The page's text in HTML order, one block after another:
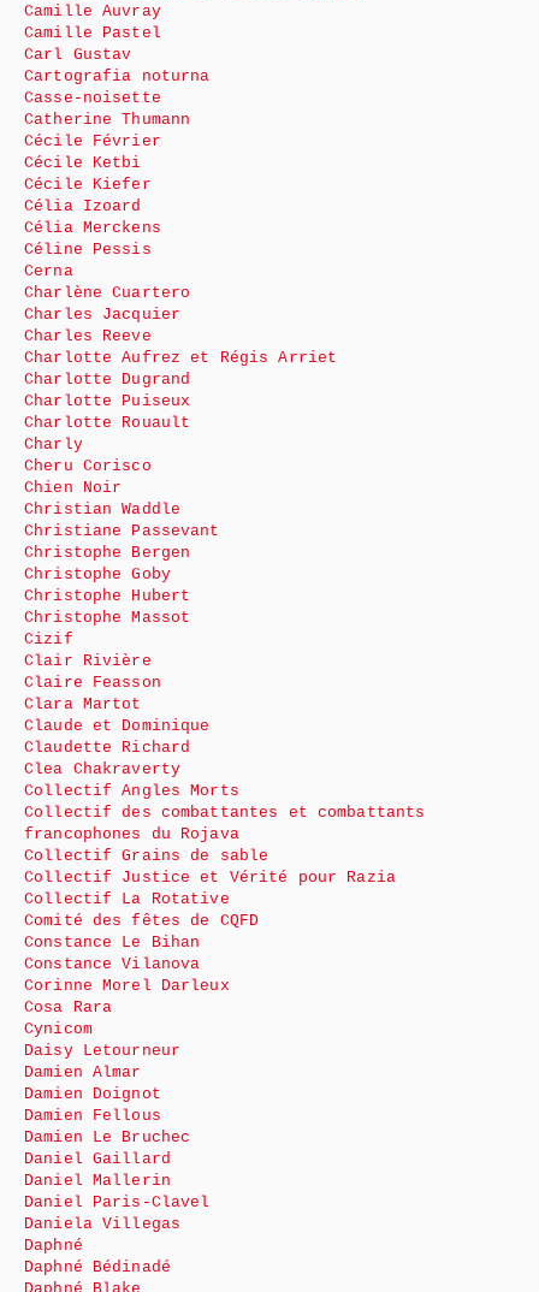
Camille Auvray
Camille Pastel
Carl Gustav
Cartografia noturna
Casse-noisette
Catherine Thumann
Cécile Février
Cécile Ketbi
Cécile Kiefer
Célia Izoard
Célia Merckens
Céline Pessis
Cerna
Charlène Cuartero
Charles Jacquier
Charles Reeve
Charlotte Aufrez et Régis Arriet
Charlotte Dugrand
Charlotte Puiseux
Charlotte Rouault
Charly
Cheru Corisco
Chien Noir
Christian Waddle
Christiane Passevant
Christophe Bergen
Christophe Goby
Christophe Hubert
Christophe Massot
Cizif
Clair Rivière
Claire Feasson
Clara Martot
Claude et Dominique
Claudette Richard
Clea Chakraverty
Collectif Angles Morts
Collectif des combattantes et combattants
francophones du Rojava
Collectif Grains de sable
Collectif Justice et Vérité pour Razia
Collectif La Rotative
Comité des fêtes de CQFD
Constance Le Bihan
Constance Vilanova
Corinne Morel Darleux
Cosa Rara
Cynicom
Daisy Letourneur
Damien Almar
Damien Doignot
Damien Fellous
Damien Le Bruchec
Daniel Gaillard
Daniel Mallerin
Daniel Paris-Clavel
Daniela Villegas
Daphné
Daphné Bédinadé